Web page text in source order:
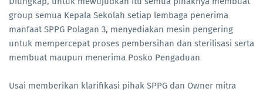
group semua Kepala Sekolah setiap lembaga penerima
manfaat SPPG Polagan 3, menyediakan mesin pengering
untuk mempercepat proses pembersihan dan sterilisasi serta
membuat maupun menerima Posko Pengaduan
Usai memberikan klarifikasi pihak SPPG dan Owner mitra